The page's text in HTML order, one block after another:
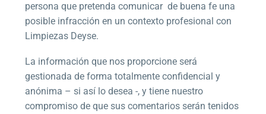
persona que pretenda comunicar de buena fe una
posible infracción en un contexto profesional con
Limpiezas Deyse.
La información que nos proporcione será
gestionada de forma totalmente confidencial y
anónima – si así lo desea -, y tiene nuestro
compromiso de que sus comentarios serán tenidos